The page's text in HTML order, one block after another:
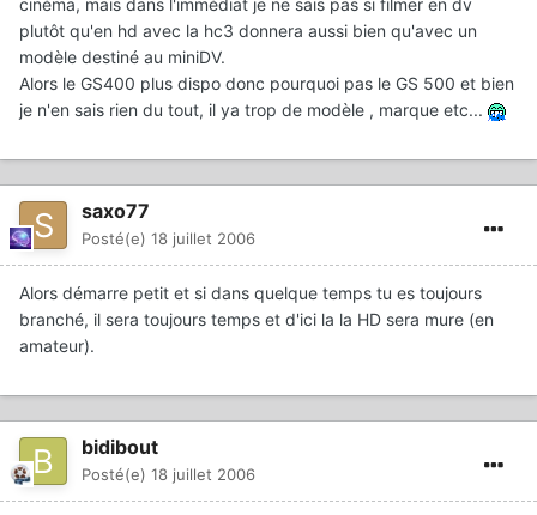
cinéma, mais dans l'immédiat je ne sais pas si filmer en dv
plutôt qu'en hd avec la hc3 donnera aussi bien qu'avec un
modèle destiné au miniDV.
Alors le GS400 plus dispo donc pourquoi pas le GS 500 et bien
je n'en sais rien du tout, il ya trop de modèle , marque etc...
saxo77
Posté(e) 18 juillet 2006
Alors démarre petit et si dans quelque temps tu es toujours
branché, il sera toujours temps et d'ici la la HD sera mure (en
amateur).
bidibout
Posté(e) 18 juillet 2006